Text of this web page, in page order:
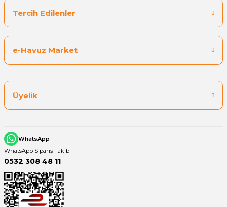
Tercih Edilenler
e-Havuz Market
Üyelik
WhatsApp
WhatsApp Sipariş Takibi
0532 308 48 11